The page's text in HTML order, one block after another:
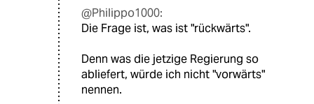
@Philippo1000:
Die Frage ist, was ist "rückwärts".
Denn was die jetzige Regierung so
abliefert, würde ich nicht "vorwärts"
nennen.